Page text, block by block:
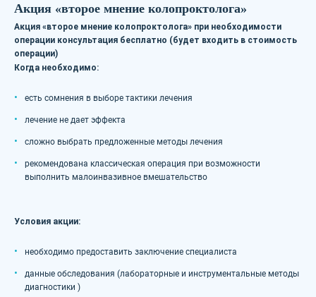
Акция «второе мнение колопроктолога»
Акция «второе мнение колопроктолога» при необходимости
операции консультация бесплатно (будет входить в стоимость
операции)
Когда необходимо:
есть сомнения в выборе тактики лечения
лечение не дает эффекта
сложно выбрать предложенные методы лечения
рекомендована классическая операция при возможности
выполнить малоинвазивное вмешательство
Условия акции:
необходимо предоставить заключение специалиста
данные обследования (лабораторные и инструментальные методы
диагностики )